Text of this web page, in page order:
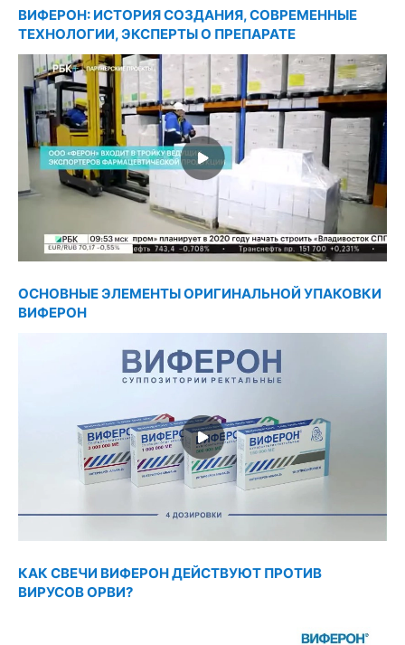
ВИФЕРОН: ИСТОРИЯ СОЗДАНИЯ, СОВРЕМЕННЫЕ
ТЕХНОЛОГИИ, ЭКСПЕРТЫ О ПРЕПАРАТЕ
ОСНОВНЫЕ ЭЛЕМЕНТЫ ОРИГИНАЛЬНОЙ УПАКОВКИ
ВИФЕРОН
КАК СВЕЧИ ВИФЕРОН ДЕЙСТВУЮТ ПРОТИВ
ВИРУСОВ ОРВИ?